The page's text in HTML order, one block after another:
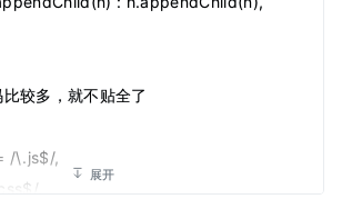
展开
较多，就不贴全了
/\.js$/,
,